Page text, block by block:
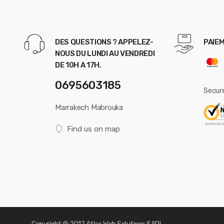
DES QUESTIONS ? APPELEZ-
NOUS DU LUNDI AU VENDREDI
DE 10H A 17H.
0695603185
Marrakech Mabrouka
Find us on map